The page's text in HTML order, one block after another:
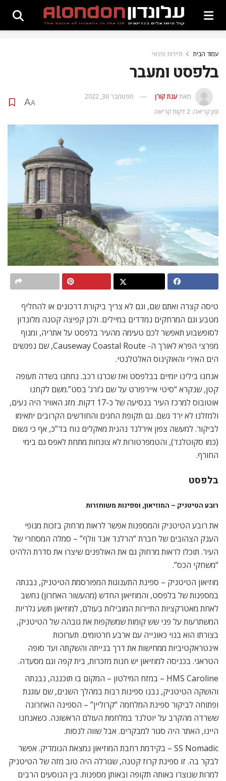
עמוד הבית תיירות ופנאי
בלפסט ומעבר
מאתענת קורן
ספטמבר 30, 2022
זמן קריאה: 2 דקות קריאה
A
A
טיסה קצרה ואתם שם, וגם לא צריך ביקורת דרכונים או להחליף
מטבע וגם המרחקים נמדדים במיילים. ולכן קפיצה קטנה מלונדון
לסופשבוע תאפשר לכם טעימה מהעיר בלפסט על אתריה, ומנוף
מפרצי הפרא לאורך ה- Causeway Coastal Route, שם נפגשים
הים האירי והאוקינוס האלטלנטי.
אנחנו בילינו יומיים בבלפסט ואז שכרנו רכב. נחתנו בשדה תעופה
קטן, שנקרא “סיטי איירפורט על שם ג’ורג’ בסט”.משם לקחנו
אוטובוס למרכז העיר בנסיעה של כ-17 דקות. מזג האוויר היה נעים,
ולמזלנו לא ירד גשם. גם תקופת החגים והחודשים הקרובים יתאימו
לביקור. למעשה צפון אירלנד נהנית מאקלים נוח בד”כ, אף כי גשום
(כמו סקוטלנד), והטמפרטורות לא צונחות מתחת לאפס גם בימי
החורף.
בלפסט
רובע הטיטניק – המוזיאון, וספינות משוחזרות
את רובע הטיטניק והמספנות אפשר לראות מרחוק בזכות מנופי
הענק הצהובים של חברת “הרלנד אנד וולף” – סמלה המסחרי של
העיר. תוכלו לראות מרחוק גם את האולפנים שיצרו את סדרת הלהיט
“משחקי הכס”.
מוזיאון הטיטניק – ספינת התענוגות המפורסמת הטיטניק, נבנתה
במספנות של בלפסט, והמוזיאון החדש (מהעשור האחרון) נחשב
לאחת מאטרקציות התיירות המובילות בעולם, למוזיאון תשע גלריות
המשתרעות על פני שש קומות שמשקפות את גובהה של הטיטניק,
בצורתו הוא בנוי כאונייה עם ארבע חרטומים. תערוכות
אינטראקטיביות ממחישות את דרך בנייתה והשקתה ועד סופה
הטראגי. בכניסה למוזיאון יש חנות מזכרות, בית קפה וגם מסעדה.
HMS Caroline – במזח המילטון – המקום בו תוכננה, נבנתה
והושקה הטיטניק, נבנו ספינות רבות במהלך השנים, שם עוגנת
ופתוחה לביקור ספינת המלחמה “קרוליין” – הספינה האחרונה
ששרדה מהקרב על יוטלנד במלחמת העולם הראשונה. כשאנחנו
היינו, האתר היה סגור למבקרים. אבל שווה לנסות.
SS Nomadic – בקידמת רחבת המוזיאון נמצאת הנומדיק. אפשר
לבקר בה. זו ספינת קרוז קטנה, שגורלה היה טוב מזה של הטיטניק
למרות שנוצרו באותה תקופה ובאותן מספנות. בין הנוסעים הרבים